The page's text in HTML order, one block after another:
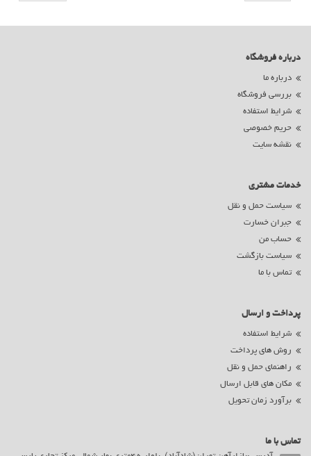
درباره فروشگاه
درباره ما
بررسی فروشگاه
شرایط استفاده
حریم خصوصی
نقشه سایت
خدمات مشتری
سیاست حمل و نقل
جبران خسارت
حساب من
سیاست بازگشت
تماس با ما
پرداخت و ارسال
شرایط استفاده
روش های پرداخت
راهنمای حمل و نقل
مکان های قابل ارسال
برآورد زمان تحویل
تماس با ما